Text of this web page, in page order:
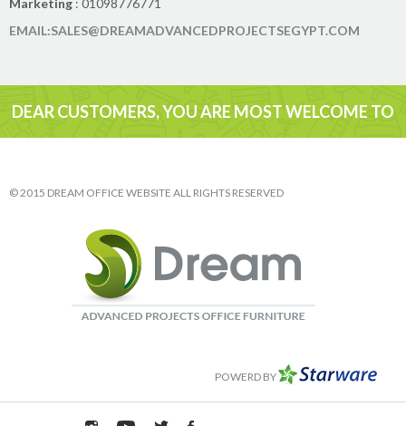
Marketing : 01098776771
EMAIL:SALES@DREAMADVANCEDPROJECTSEGYPT.COM
DEAR CUSTOMERS, YOU ARE MOST WELCOME TO
© 2015 DREAM OFFICE WEBSITE ALL RIGHTS RESERVED
POWERD BY